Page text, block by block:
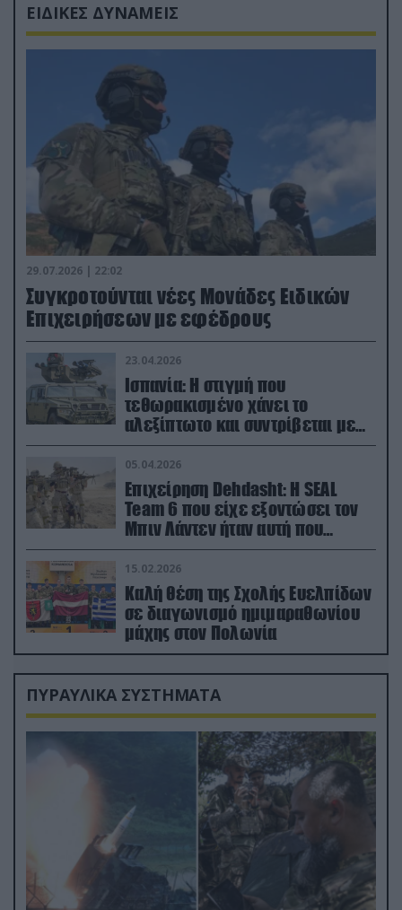
ΕΙΔΙΚΕΣ ΔΥΝΑΜΕΙΣ
29.07.2026 | 22:02
Συγκροτούνται νέες Μονάδες Ειδικών
Επιχειρήσεων με εφέδρους
23.04.2026
Ισπανία: Η στιγμή που
τεθωρακισμένο χάνει το
αλεξίπτωτο και συντρίβεται με
ορμή στο έδαφος (βίντεο)
05.04.2026
Επιχείρηση Dehdasht: Η SEAL
Team 6 που είχε εξοντώσει τον
Μπιν Λάντεν ήταν αυτή που
διέσωσε τον πιλότο του F-15
15.02.2026
Καλή θέση της Σχολής Ευελπίδων
σε διαγωνισμό ημιμαραθωνίου
μάχης στον Πολωνία
ΠΥΡΑΥΛΙΚΑ ΣΥΣΤΗΜΑΤΑ